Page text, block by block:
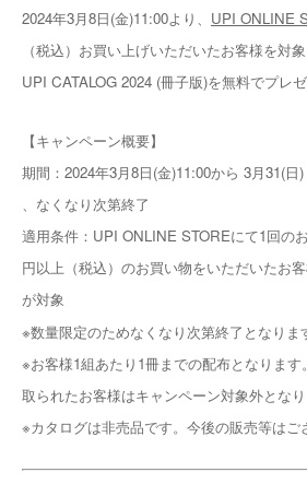
2024年3月8日(金)11:00より、 UPI ONLINE
（税込）お買い上げいただいたお客様を対象
UPI CATALOG 2024 (冊子版)を無料でプレゼ
【キャンペーン概要】
期間：2024年3月8日(金)11:00から 3月31(日
、なくなり次第終了
適用条件：UPI ONLINE STOREにて1回の
円以上（税込）のお買い物をいただいたお
が対象
※数量限定のためなくなり次第終了となりま
※お客様1組あたり1冊までの配布となりま
取られたお客様はキャンペーン対象外となり
※カタログは非売品です。今後の販売等はご